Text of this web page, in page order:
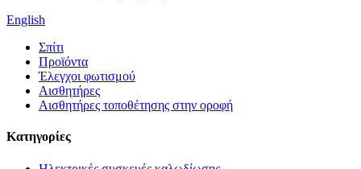
English
Σπίτι
Προϊόντα
Έλεγχοι φωτισμού
Αισθητήρες
Αισθητήρες τοποθέτησης στην οροφή
Κατηγορίες